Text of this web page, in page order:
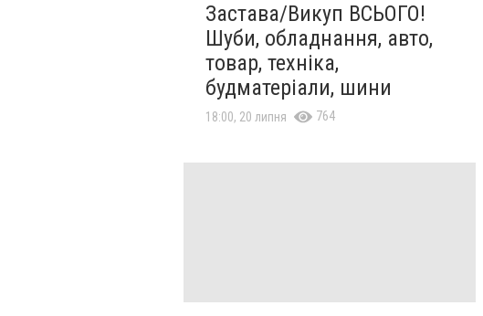
Застава/Викуп ВСЬОГО!
Шуби, обладнання, авто,
товар, техніка,
будматеріали, шини
18:00, 20 липня 764